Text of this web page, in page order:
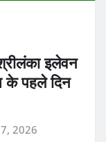
इलेवन
के पहले दिन
2026